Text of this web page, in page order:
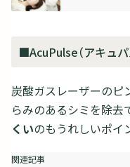
■AcuPulse（アキュパ
炭酸ガスレーザーのピ
らみのあるシミを除去
くいのもうれしいポイ